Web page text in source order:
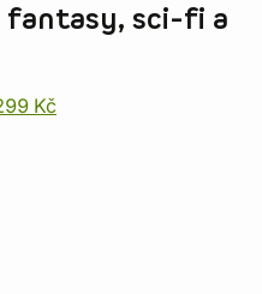
fantasy, sci-fi a
Kč